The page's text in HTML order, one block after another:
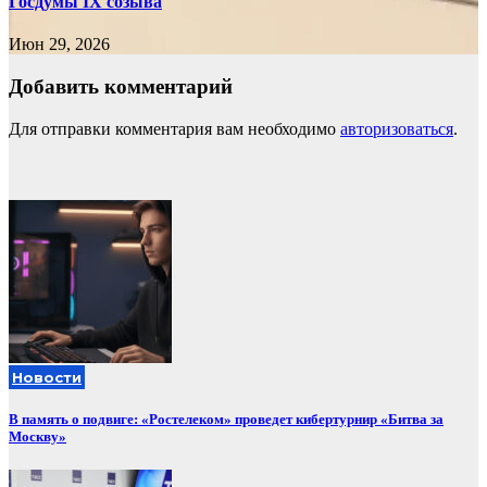
Июн 29, 2026
Добавить комментарий
Для отправки комментария вам необходимо авторизоваться.
Новости
В память о подвиге: «Ростелеком» проведет кибертурнир «Битва за
Москву»